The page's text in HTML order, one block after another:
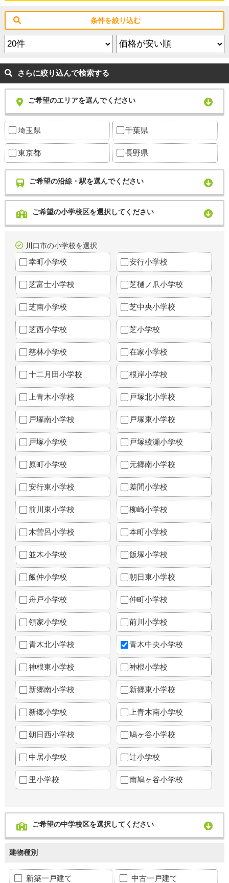
条件を絞り込む
さらに絞り込んで検索する
ご希望のエリアを選んでください
埼玉県 千葉県
東京都 長野県
ご希望の沿線・駅を選んでください
ご希望の小学校区を選択してください
川口市の小学校を選択
幸町小学校 安行小学校
芝富士小学校 芝樋ノ爪小学校
芝南小学校 芝中央小学校
芝西小学校 芝小学校
慈林小学校 在家小学校
十二月田小学校 根岸小学校
上青木小学校 戸塚北小学校
戸塚南小学校 戸塚東小学校
戸塚小学校 戸塚綾瀬小学校
原町小学校 元郷南小学校
安行東小学校 差間小学校
前川東小学校 柳崎小学校
木曽呂小学校 本町小学校
並木小学校 飯塚小学校
飯仲小学校 朝日東小学校
舟戸小学校 仲町小学校
領家小学校 前川小学校
青木北小学校 青木中央小学校
神根東小学校 神根小学校
新郷南小学校 新郷東小学校
新郷小学校 上青木南小学校
朝日西小学校 鳩ヶ谷小学校
中居小学校 辻小学校
里小学校 南鳩ヶ谷小学校
ご希望の中学校区を選択してください
建物種別
新築一戸建て 中古一戸建て